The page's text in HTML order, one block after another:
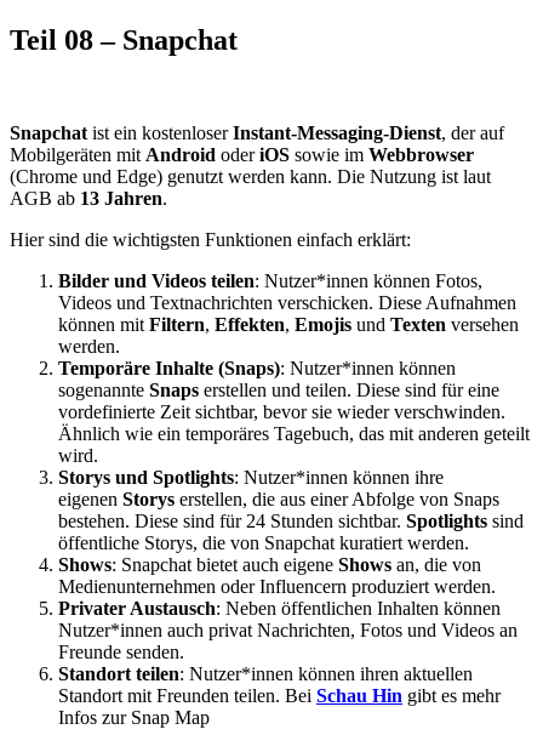
Teil 08 – Snapchat
Snapchat ist ein kostenloserInstant-Messaging-Dienst, der auf
Mobilgeräten mit Android oderiOS sowie im Webbrowser
(Chrome und Edge) genutzt werden kann. Die Nutzung ist laut
AGB ab 13 Jahren.
Hier sind die wichtigsten Funktionen einfach erklärt:
Bilder und Videos teilen: Nutzer*innen können Fotos,
Videos und Textnachrichten verschicken. Diese Aufnahmen
können mit Filtern, Effekten, Emojis und Texten versehen
werden.
Temporäre Inhalte (Snaps): Nutzer*innen können
sogenannte Snaps erstellen und teilen. Diese sind für eine
vordefinierte Zeit sichtbar, bevor sie wieder verschwinden.
Ähnlich wie ein temporäres Tagebuch, das mit anderen geteilt
wird.
Storys und Spotlights: Nutzer*innen können ihre
eigenen Storys erstellen, die aus einer Abfolge von Snaps
bestehen. Diese sind für 24 Stunden sichtbar. Spotlights sind
öffentliche Storys, die von Snapchat kuratiert werden.
Shows: Snapchat bietet auch eigene Shows an, die von
Medienunternehmen oder Influencern produziert werden.
Privater Austausch: Neben öffentlichen Inhalten können
Nutzer*innen auch privat Nachrichten, Fotos und Videos an
Freunde senden.
Standort teilen: Nutzer*innen können ihren aktuellen
Standort mit Freunden teilen. Bei Schau Hin gibt es mehr
Infos zur Snap Map